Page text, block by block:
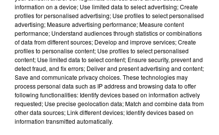
LES ARÈNES CES 3...
Après un franc succès l'été dernier, le spectacle « Le Rêve
du gladiateur » revient illuminer l'amphithéâtre romain les 6,
7 et 8 août. Une fresque nocturne...
information on a device; Use limited data to select advertising; Create
profiles for personalised advertising; Use profiles to select personalised
advertising; Measure advertising performance; Measure content
performance; Understand audiences through statistics or combinations
of data from different sources; Develop and improve services; Create
profiles to personalise content; Use profiles to select personalised
content; Use limited data to select content; Ensure security, prevent and
detect fraud, and fix errors; Deliver and present advertising and content;
Save and communicate privacy choices. These technologies may
process personal data such as IP address and browsing data to offer
following functionalities: Identify devices based on information actively
requested; Use precise geolocation data; Match and combine data from
other data sources; Link different devices; Identify devices based on
information transmitted automatically.